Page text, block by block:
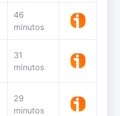
46
minutos
31
minutos
29
minutos